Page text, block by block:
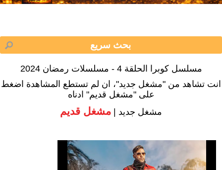
مسلسل كوبرا الحلقة 4 - مسلسلات رمضان 2024
انت تشاهد من "مشغل جديد"، ان لم تستطع المشاهدة اضغط
على "مشغل قديم" ادناه
مشغل جديد | مشغل قديم